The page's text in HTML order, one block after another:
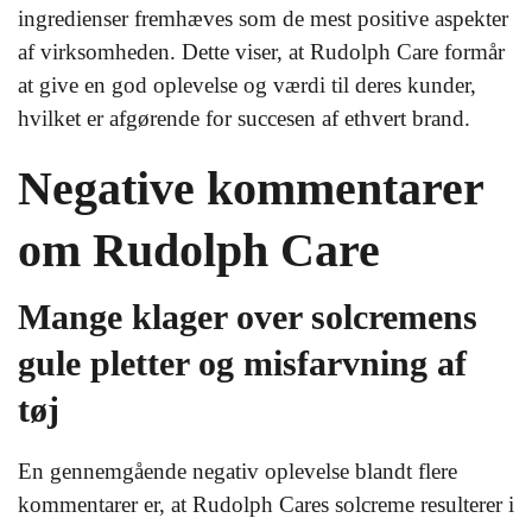
ingredienser fremhæves som de mest positive aspekter
af virksomheden. Dette viser, at Rudolph Care formår
at give en god oplevelse og værdi til deres kunder,
hvilket er afgørende for succesen af ethvert brand.
Negative kommentarer
om Rudolph Care
Mange klager over solcremens
gule pletter og misfarvning af
tøj
En gennemgående negativ oplevelse blandt flere
kommentarer er, at Rudolph Cares solcreme resulterer i